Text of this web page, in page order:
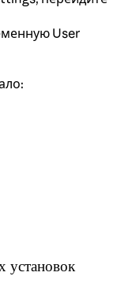
User
установок